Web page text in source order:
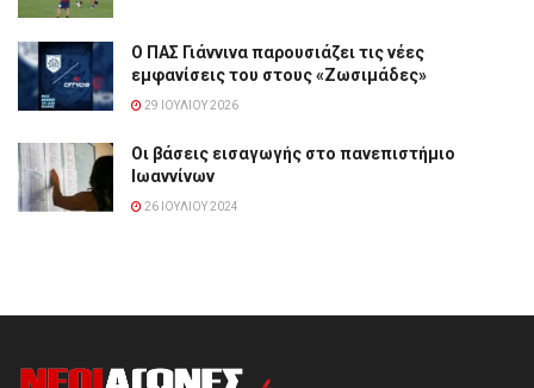
Ο ΠΑΣ Γιάννινα παρουσιάζει τις νέες
εμφανίσεις του στους «Ζωσιμάδες»
29 ΙΟΥΛΊΟΥ 2026
Οι βάσεις εισαγωγής στο πανεπιστήμιο
Ιωαννίνων
26 ΙΟΥΛΊΟΥ 2024